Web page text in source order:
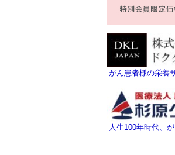
がん患者様の栄養
人生100年時代、